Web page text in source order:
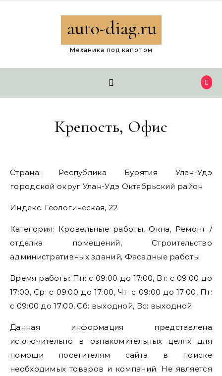
auto-diag.ru
Механика под капотом
Крепость, Офис
Страна: Республика Бурятия Улан-Удэ
городской округ Улан-Удэ Октябрьский район
Индекс: Геологическая, 22
Категория: Кровельные работы, Окна, Ремонт /
отделка помещений, Строительство
административных зданий, Фасадные работы
Время работы: Пн: с 09:00 до 17:00, Вт: с 09:00 до
17:00, Ср: с 09:00 до 17:00, Чт: с 09:00 до 17:00, Пт:
с 09:00 до 17:00, Сб: выходной, Вс: выходной
Данная информация представлена
исключительно в ознакомительных целях для
помощи посетителям сайта в поиске
необходимых товаров и компаний. Не является